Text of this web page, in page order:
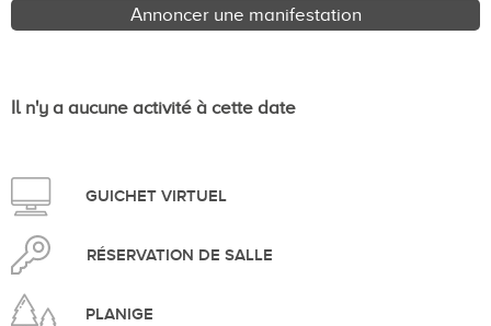
Annoncer une manifestation
Il n'y a aucune activité à cette date
GUICHET VIRTUEL
RÉSERVATION DE SALLE
PLANIGE